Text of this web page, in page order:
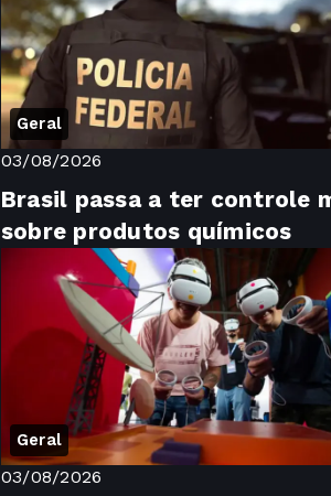
Geral
03/08/2026
Brasil passa a ter controle
sobre produtos químicos
Geral
03/08/2026